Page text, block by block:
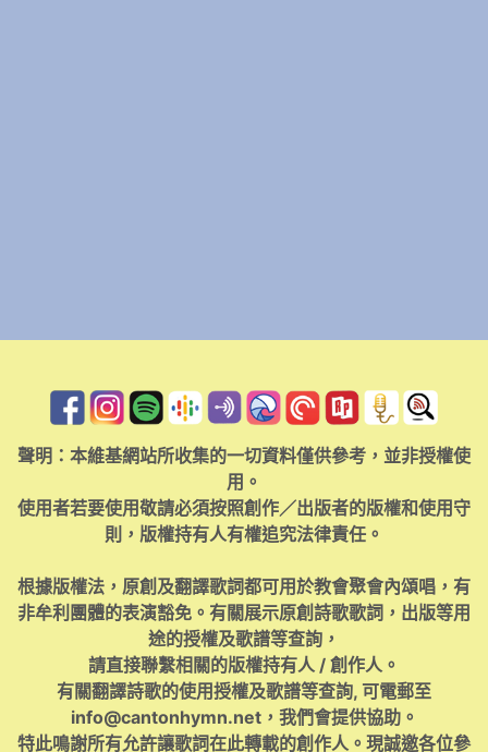
聲明：本維基網站所收集的一切資料僅供參考，並非授權使
用。
使用者若要使用敬請必須按照創作／出版者的版權和使用守
則，版權持有人有權追究法律責任。
根據版權法，原創及翻譯歌詞都可用於教會聚會內頌唱，有
非牟利團體的表演豁免。有關展示原創詩歌歌詞，出版等用
途的授權及歌譜等查詢，
請直接聯繫相關的版權持有人 / 創作人。
有關翻譯詩歌的使用授權及歌譜等查詢, 可電郵至
info@cantonhymn.net，我們會提供協助。
特此鳴謝所有允許讓歌詞在此轉載的創作人。現誠邀各位參